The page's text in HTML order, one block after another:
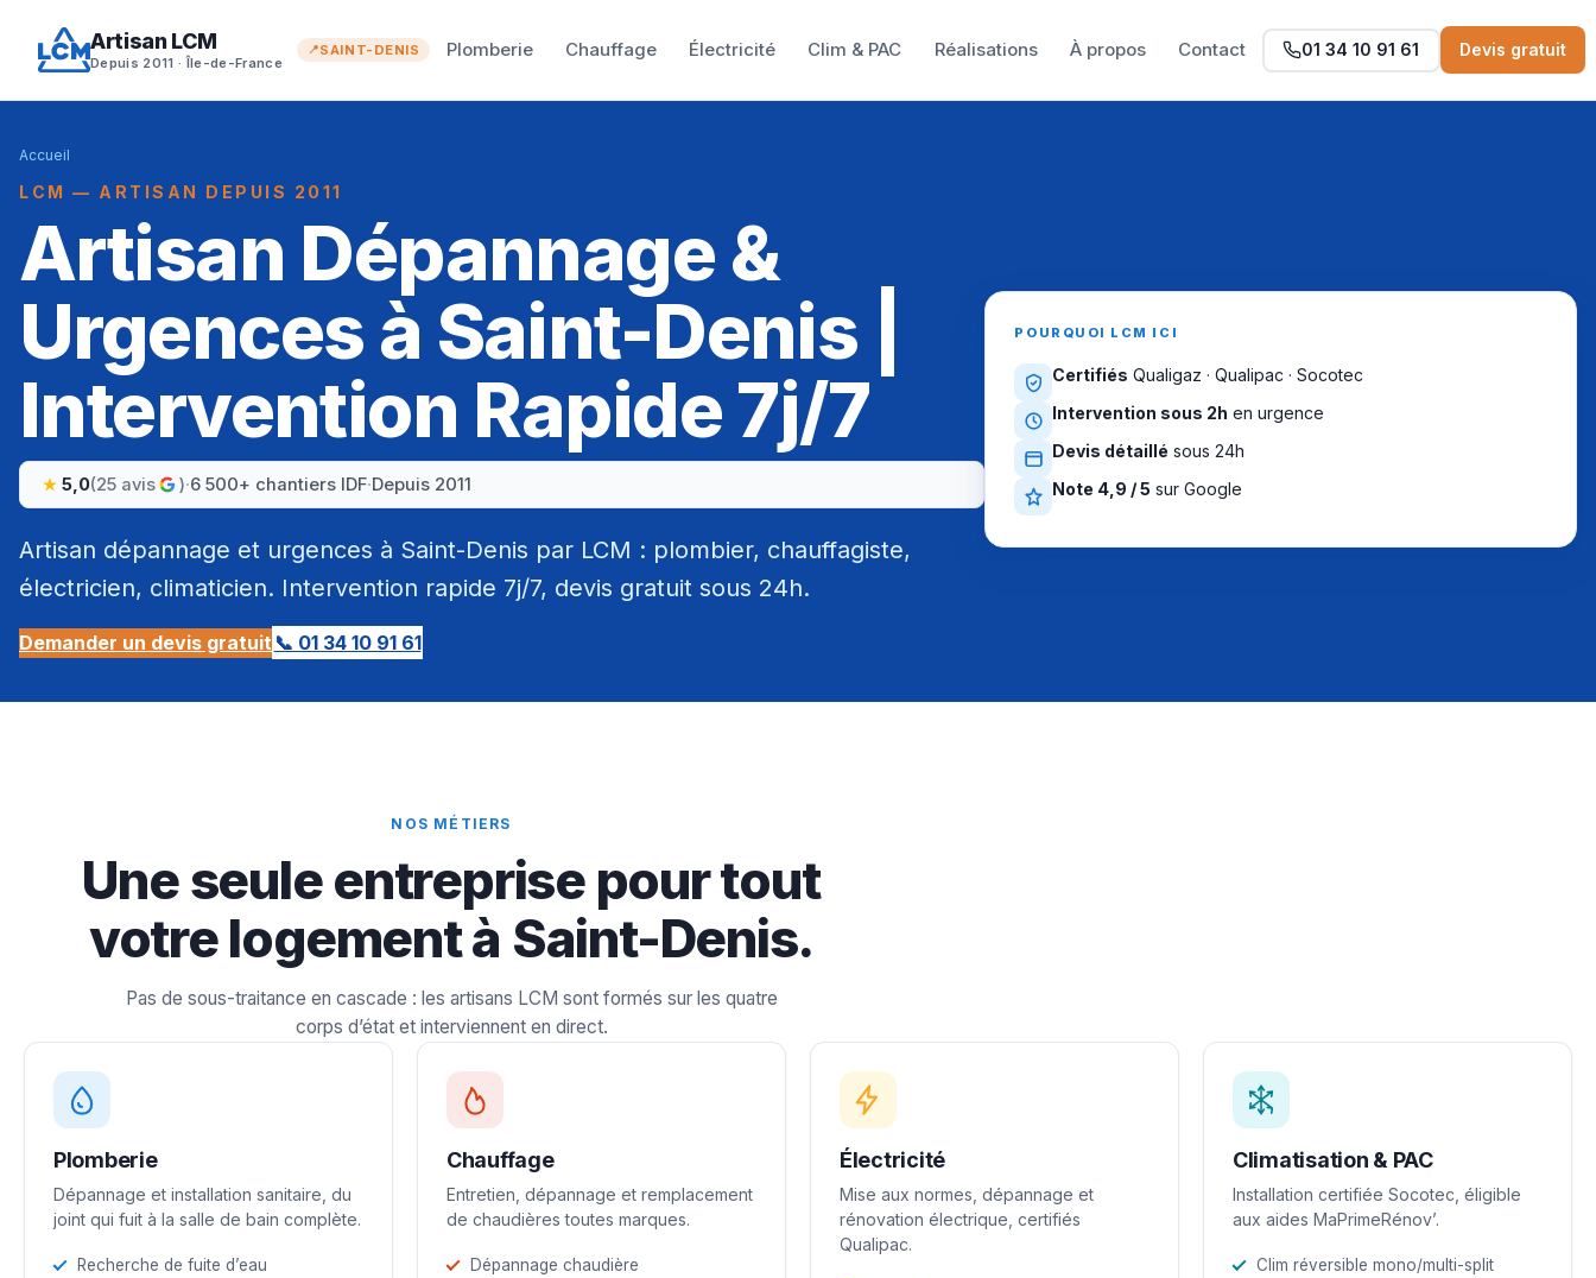
Artisan LCM
Depuis 2011 · Île-de-France
SAINT-DENIS Plomberie Chauffage Électricité Clim & PAC Réalisations À propos Contact 01 34 10 91 61 Devis gratuit
Accueil
LCM — ARTISAN DEPUIS 2011
Artisan Dépannage &
Urgences à Saint-Denis |
Intervention Rapide 7j/7
5,0(25 avis )·6 500+ chantiers IDF·Depuis 2011
Artisan dépannage et urgences à Saint-Denis par LCM : plombier, chauffagiste,
électricien, climaticien. Intervention rapide 7j/7, devis gratuit sous 24h.
Demander un devis gratuit 📞 01 34 10 91 61
POURQUOI LCM ICI
Certifiés Qualigaz · Qualipac · Socotec
Intervention sous 2h en urgence
Devis détaillé sous 24h
Note 4,9 / 5 sur Google
NOS MÉTIERS
Une seule entreprise pour tout
votre logement à Saint-Denis.
Pas de sous-traitance en cascade : les artisans LCM sont formés sur les quatre
corps d’état et interviennent en direct.
Plomberie
Dépannage et installation sanitaire, du
joint qui fuit à la salle de bain complète.
Recherche de fuite d’eau
Chauffage
Entretien, dépannage et remplacement
de chaudières toutes marques.
Dépannage chaudière
Électricité
Mise aux normes, dépannage et
rénovation électrique, certifiés
Qualipac.
Climatisation & PAC
Installation certifiée Socotec, éligible
aux aides MaPrimeRénov’.
Clim réversible mono/multi-split